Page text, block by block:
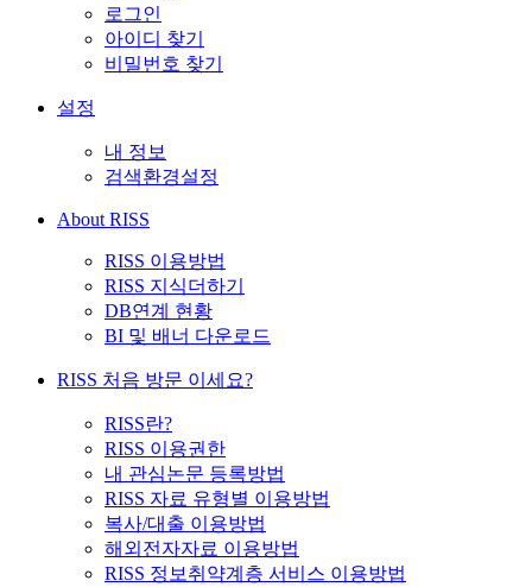
로그인
아이디 찾기
비밀번호 찾기
설정
내 정보
검색환경설정
About RISS
RISS 이용방법
RISS 지식더하기
DB연계 현황
BI 및 배너 다운로드
RISS 처음 방문 이세요?
RISS란?
RISS 이용권한
내 관심논문 등록방법
RISS 자료 유형별 이용방법
복사/대출 이용방법
해외전자자료 이용방법
RISS 정보취약계층 서비스 이용방법